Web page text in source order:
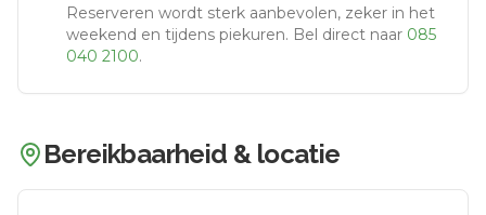
Reserveren wordt sterk aanbevolen, zeker in het
weekend en tijdens piekuren. Bel direct naar 085
040 2100.
Bereikbaarheid & locatie